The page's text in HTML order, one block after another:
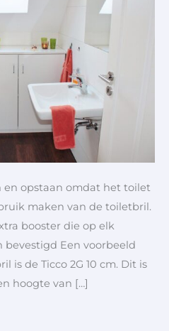
opstaan ​​omdat het toilet
maken van de toiletbril.
booster die op elk
Een voorbeeld
is de Ticco 2G 10 cm. Dit is
hoogte van […]